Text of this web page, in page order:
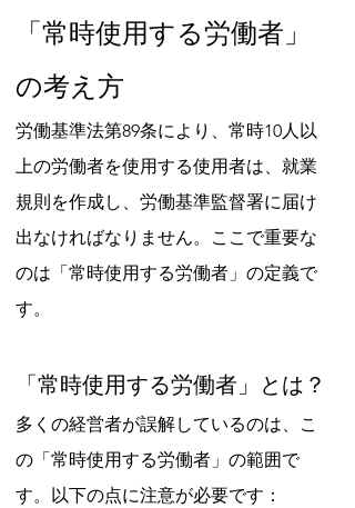
「常時使用する労働者」
の考え方
労働基準法第89条により、常時10人以
上の労働者を使用する使用者は、就業
規則を作成し、労働基準監督署に届け
出なければなりません。ここで重要な
のは「常時使用する労働者」の定義で
す。
「常時使用する労働者」とは？
多くの経営者が誤解しているのは、こ
の「常時使用する労働者」の範囲で
す。以下の点に注意が必要です：